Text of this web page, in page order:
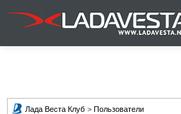
Лада Веста Клуб > Пользователи